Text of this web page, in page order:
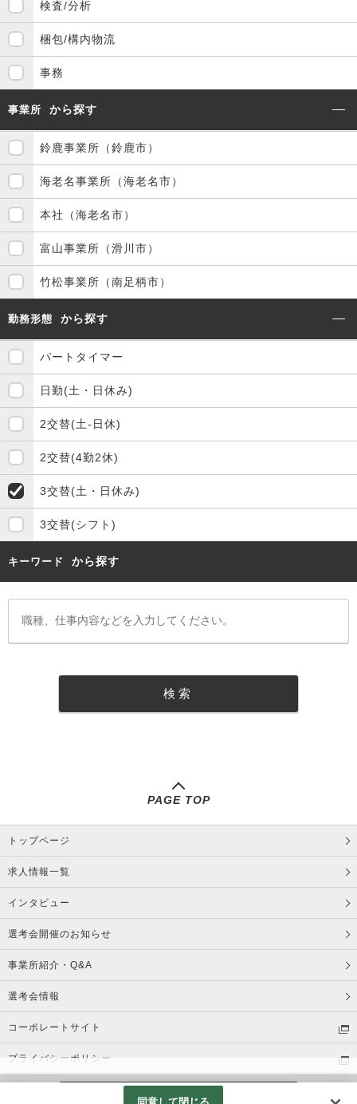
検査/分析
梱包/構内物流
事務
事業所 から探す
鈴鹿事業所（鈴鹿市）
海老名事業所（海老名市）
本社（海老名市）
富山事業所（滑川市）
竹松事業所（南足柄市）
勤務形態 から探す
パートタイマー
日勤(土・日休み)
2交替(土-日休)
2交替(4勤2休)
3交替(土・日休み)
3交替(シフト)
キーワード から探す
PAGE TOP
トップページ
求人情報一覧
インタビュー
選考会開催のお知らせ
事業所紹介・Q&A
選考会情報
コーポレートサイト
プライバシーポリシー